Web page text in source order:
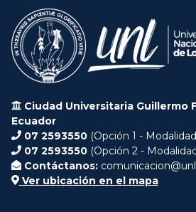
Ciudad Universitaria Guillermo
Ecuador
07 2593550 (Opción 1 -
07 2593550 (Opción 2 -
Contáctanos:
Ver ubicación en el mapa